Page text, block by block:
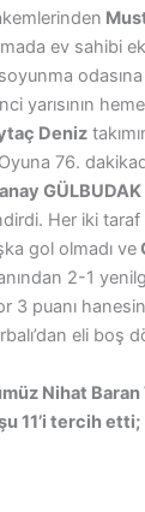
ev sahibi
yarısının
Deniz
76.
GÜLBUDAK
Her iki
gol olmadı ve
2-1
3 puanı
eli boş
Nihat Baran
11’i tercih etti;